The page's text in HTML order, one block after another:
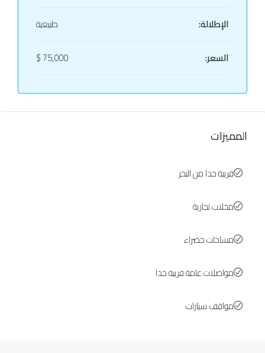
الإطلالة:
طبيعية
السعر:
75,000 $
المميزات
قريبة جدا من البحر
محلات تجارية
مساحات خضراء
مواصلات عامة قريبة جدا
مواقف سيارات